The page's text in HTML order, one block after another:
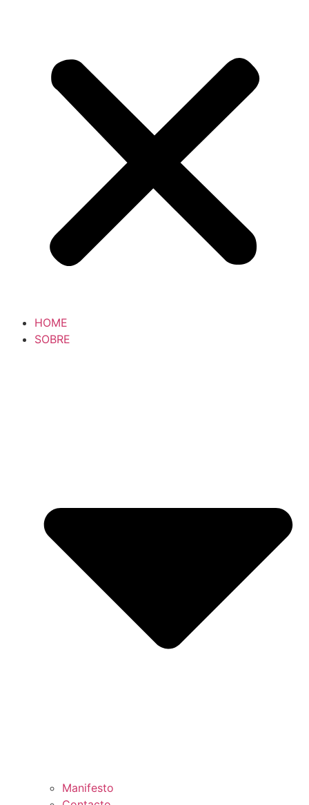
HOME
SOBRE
Manifesto